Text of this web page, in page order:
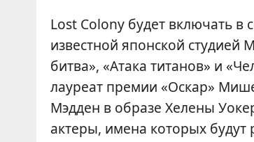
Lost Colony будет включать в
известной японской студией
битва», «Атака титанов» и
лауреат премии «Оскар»
Мэдден в образе Хелены
актеры, имена которых будут